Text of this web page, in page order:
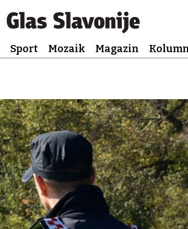
Sport Mozaik Magazin